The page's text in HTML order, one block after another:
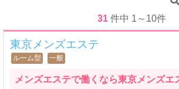
31 件中 1 ～ 10件
東京メンズエステ
ルーム型 一般
メンズエステで働くなら東京メンズエ